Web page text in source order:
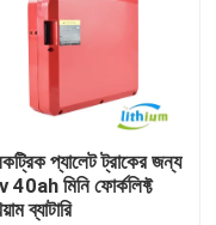
প্যালেট ট্রাকের জন্য
40ah মিনি ফোর্কলিফ্ট
ব্যাটারি